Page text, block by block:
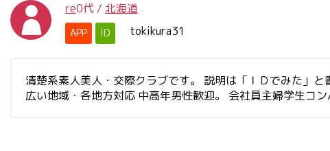
re0代 / 北海道
APP ID tokikura31
清楚系素人美人・交際クラブです。 説明は「ＩＤでみた」
広い地域・各地方対応 中高年男性歓迎。 会社員主婦学生コ